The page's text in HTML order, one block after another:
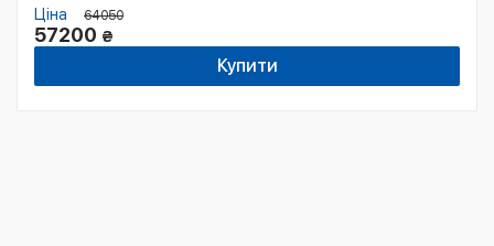
Ціна 64050
57200 ₴
Купити